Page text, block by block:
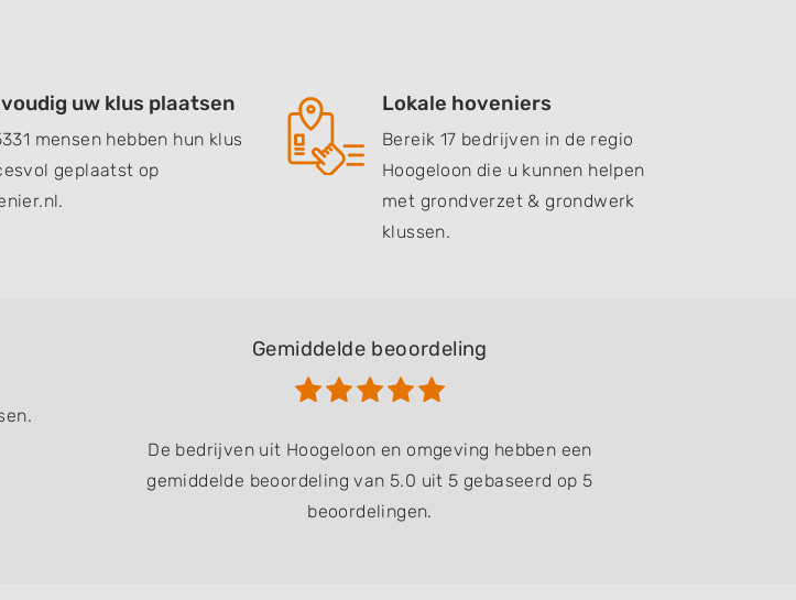
uw klus plaatsen
mensen hebben hun klus
geplaatst op
Lokale hoveniers
Bereik 17 bedrijven in de regio
Hoogeloon die u kunnen helpen
met grondverzet & grondwerk
klussen.
Gemiddelde beoordeling
De bedrijven uit Hoogeloon en omgeving hebben een
gemiddelde beoordeling van 5.0 uit 5 gebaseerd op 5
beoordelingen.